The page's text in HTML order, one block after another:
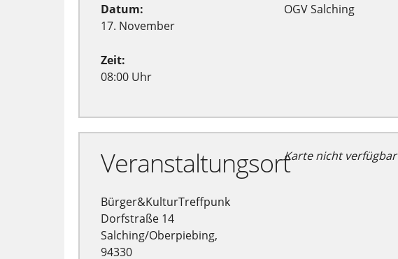
Datum:
17. November
Zeit:
08:00 Uhr
OGV Salching
Veranstaltungsort
Bürger&KulturTreffpunk
Dorfstraße 14
Salching/Oberpiebing,
94330
Karte nicht verfügbar